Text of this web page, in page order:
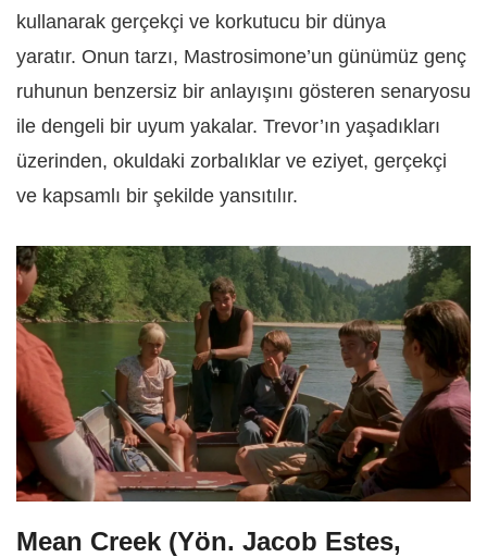
kullanarak gerçekçi ve korkutucu bir dünya
yaratır. Onun tarzı, Mastrosimone’un günümüz genç
ruhunun benzersiz bir anlayışını gösteren senaryosu
ile dengeli bir uyum yakalar. Trevor’ın yaşadıkları
üzerinden, okuldaki zorbalıklar ve eziyet, gerçekçi
ve kapsamlı bir şekilde yansıtılır.
Mean Creek (Yön. Jacob Estes,